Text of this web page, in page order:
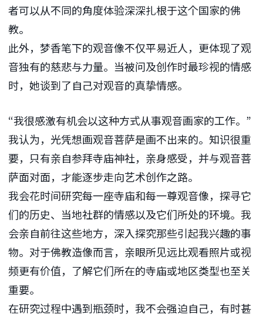
者可以从不同的角度体验深深扎根于这个国家的佛
教。
此外，梦香笔下的观音像不仅平易近人，更体现了观
音独有的慈悲与力量。当被问及创作时最珍视的情感
时，她谈到了自己对观音的真挚情感。
“我很感激有机会以这种方式从事观音画家的工作。”
我认为，光凭想画观音菩萨是画不出来的。知识很重
要，只有亲自参拜寺庙神社，亲身感受，并与观音菩
萨面对面，才能逐步走向艺术创作之路。
我会花时间研究每一座寺庙和每一尊观音像，探寻它
们的历史、当地社群的情感以及它们所处的环境。我
会亲自前往这些地方，深入探究那些引起我兴趣的事
物。对于佛教造像而言，亲眼所见远比观看照片或视
频更有价值，了解它们所在的寺庙或地区类型也至关
重要。
在研究过程中遇到瓶颈时，我不会强迫自己，有时甚